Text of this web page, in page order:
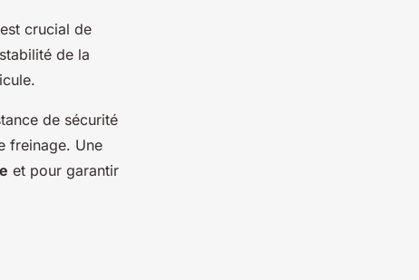
crucial de
de la
de sécurité
freinage. Une
et pour garantir